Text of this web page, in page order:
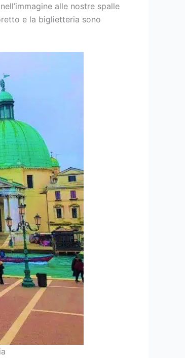
alle nostre spalle
e la biglietteria sono